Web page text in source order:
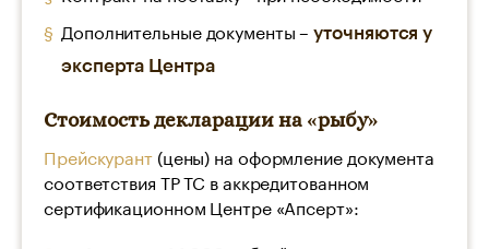
Дополнительные документы –уточняются у
эксперта Центра
Стоимость декларации на «рыбу»
Прейскурант(цены) на оформление документа
соответствия ТР ТС в аккредитованном
сертификационном Центре «Апсерт»: